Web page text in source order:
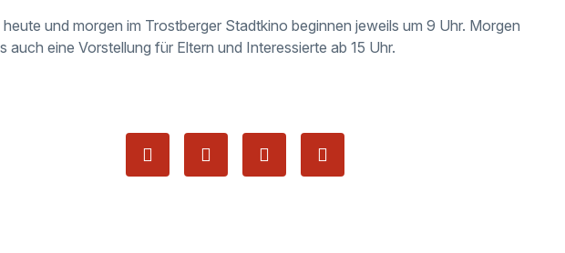
und morgen im Trostberger Stadtkino beginnen jeweils um 9 Uhr. Morgen
auch eine Vorstellung für Eltern und Interessierte ab 15 Uhr.